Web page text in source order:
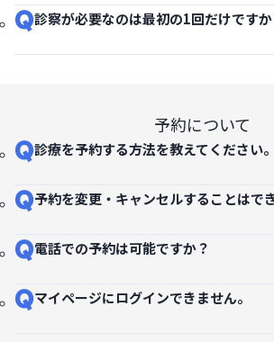
Q診察が必要なのは最初の1回だけですか
予約について
Q診療を予約する方法を教えてください。
Q予約を変更・キャンセルすることはで
Q電話での予約は可能ですか？
Qマイページにログインできません。